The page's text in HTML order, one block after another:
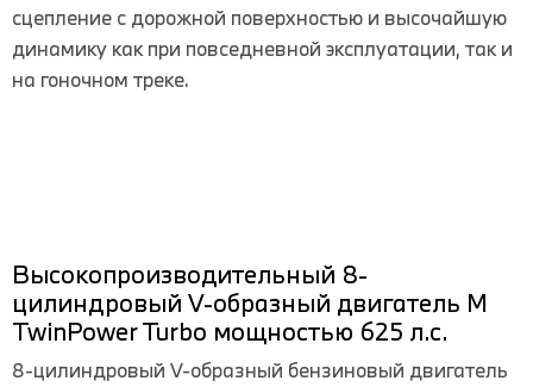
сцепление с дорожной поверхностью и высочайшую
динамику как при повседневной эксплуатации, так и
на гоночном треке.
Высокопроизводительный 8-
цилиндровый V-образный двигатель M
TwinPower Turbo мощностью 625 л.с.
8-цилиндровый V-образный бензиновый двигатель